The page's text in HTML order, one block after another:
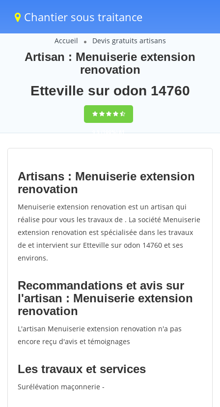
Chantier sous traitance
Accueil Devis gratuits artisans
Artisan : Menuiserie extension
renovation
Etteville sur odon 14760
9,5(100%)81
votes
Artisans : Menuiserie extension
renovation
Menuiserie extension renovation est un artisan qui
réalise pour vous les travaux de . La société Menuiserie
extension renovation est spécialisée dans les travaux
de et intervient sur Etteville sur odon 14760 et ses
environs.
Recommandations et avis sur
l'artisan : Menuiserie extension
renovation
L'artisan Menuiserie extension renovation n'a pas
encore reçu d'avis et témoignages
Les travaux et services
Surélévation maçonnerie -